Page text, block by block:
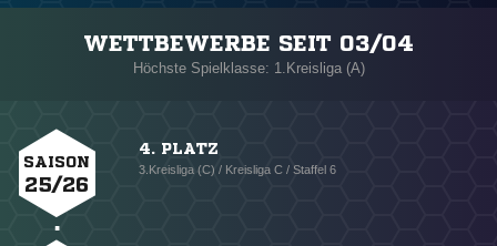
WETTBEWERBE SEIT 03/04
Höchste Spielklasse: 1.Kreisliga (A)
SAISON
25/26
4. PLATZ
3.Kreisliga (C) / Kreisliga C / Staffel 6